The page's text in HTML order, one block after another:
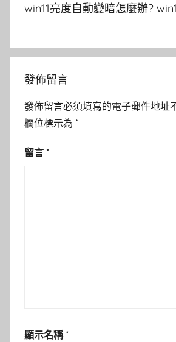
win11亮度自動變暗怎麼辦?
發佈留言
發佈留言必須填寫的電子郵件地址
欄位標示為 *
留言 *
顯示名稱 *